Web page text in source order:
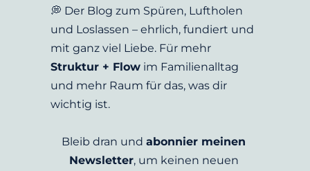
💭 Der Blog zum Spüren, Luftholen
und Loslassen – ehrlich, fundiert und
Struktur + Flow im Familienalltag
und mehr Raum für das, was dir
wichtig ist.
Bleib dran und abonnier meinen
Newsletter, um keinen neuen